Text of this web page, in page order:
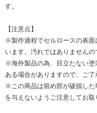
す。
【注意点】
※製作過程でセルロースの表
います。汚れではありませんの
※海外製品の為、目立たない
ある場合がありますので、ご了
※この商品は留め部が破損した
を与えないようご注意してお取